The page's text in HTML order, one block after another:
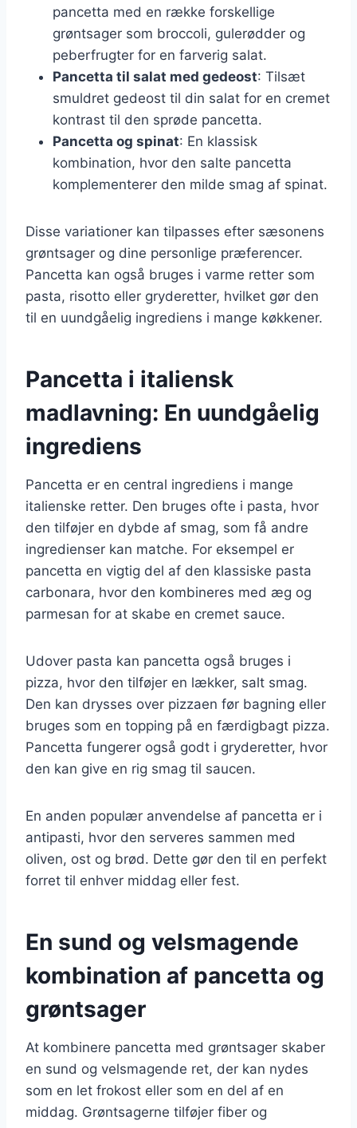
pancetta med en række forskellige
grøntsager som broccoli, gulerødder og
peberfrugter for en farverig salat.
Pancetta til salat med gedeost: Tilsæt
smuldret gedeost til din salat for en cremet
kontrast til den sprøde pancetta.
Pancetta og spinat: En klassisk
kombination, hvor den salte pancetta
komplementerer den milde smag af spinat.
Disse variationer kan tilpasses efter sæsonens
grøntsager og dine personlige præferencer.
Pancetta kan også bruges i varme retter som
pasta, risotto eller gryderetter, hvilket gør den
til en uundgåelig ingrediens i mange køkkener.
Pancetta i italiensk
madlavning: En uundgåelig
ingrediens
Pancetta er en central ingrediens i mange
italienske retter. Den bruges ofte i pasta, hvor
den tilføjer en dybde af smag, som få andre
ingredienser kan matche. For eksempel er
pancetta en vigtig del af den klassiske pasta
carbonara, hvor den kombineres med æg og
parmesan for at skabe en cremet sauce.
Udover pasta kan pancetta også bruges i
pizza, hvor den tilføjer en lækker, salt smag.
Den kan drysses over pizzaen før bagning eller
bruges som en topping på en færdigbagt pizza.
Pancetta fungerer også godt i gryderetter, hvor
den kan give en rig smag til saucen.
En anden populær anvendelse af pancetta er i
antipasti, hvor den serveres sammen med
oliven, ost og brød. Dette gør den til en perfekt
forret til enhver middag eller fest.
En sund og velsmagende
kombination af pancetta og
grøntsager
At kombinere pancetta med grøntsager skaber
en sund og velsmagende ret, der kan nydes
som en let frokost eller som en del af en
middag. Grøntsagerne tilføjer fiber og